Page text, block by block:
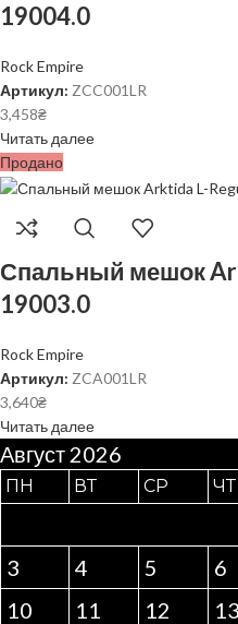
19004.0
Rock Empire
Артикул: ZCC001LR
3,458₴
Читать далее
Продано
Спальный мешок
19003.0
Rock Empire
Артикул: ZCA001LR
3,640₴
Читать далее
Август 2026
ПН ВТ СР ЧТ
3
4 5 6
10
11 12 13